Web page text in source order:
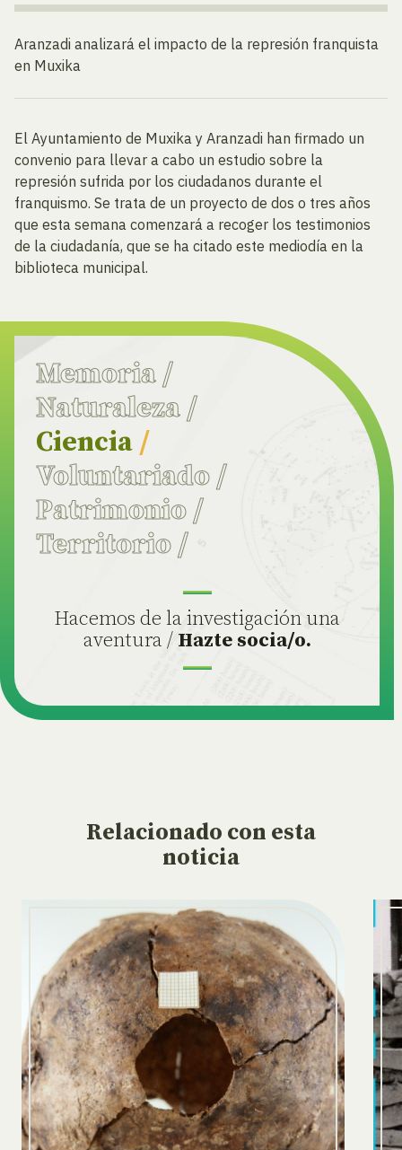
Aranzadi analizará el impacto de la represión franquista
en Muxika
El Ayuntamiento de Muxika y Aranzadi han firmado un
convenio para llevar a cabo un estudio sobre la
represión sufrida por los ciudadanos durante el
franquismo. Se trata de un proyecto de dos o tres años
que esta semana comenzará a recoger los testimonios
de la ciudadanía, que se ha citado este mediodía en la
biblioteca municipal.
Memoria /
Naturaleza /
Ciencia /
Voluntariado /
Patrimonio /
Territorio /
Hacemos de la investigación una
aventura / Hazte socia/o.
Relacionado con esta
noticia